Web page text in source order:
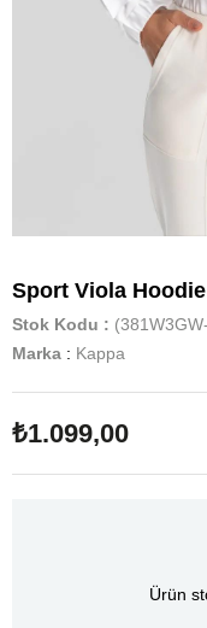
Sport Viola
Stok Kodu
Marka : Kappa
₺1.099,00
Ürün